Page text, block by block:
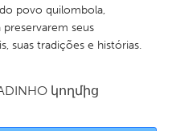
povo quilombola,
seus
suas tradições e histórias.
կողմից